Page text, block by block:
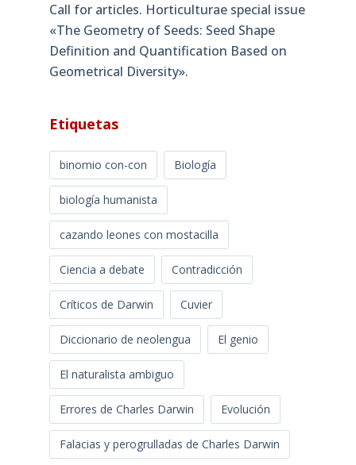
Call for articles. Horticulturae special issue
«The Geometry of Seeds: Seed Shape
Definition and Quantification Based on
Geometrical Diversity»​.
Etiquetas
binomio con-con Biología
biología humanista
cazando leones con mostacilla
Ciencia a debate Contradicción
Críticos de Darwin Cuvier
Diccionario de neolengua El genio
El naturalista ambiguo
Errores de Charles Darwin Evolución
Falacias y perogrulladas de Charles Darwin